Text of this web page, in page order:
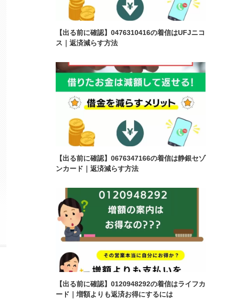
【出る前に確認】0476310416の着信はUFJニコ
ス｜返済減らす方法
【出る前に確認】0676347166の着信は静銀セゾ
ンカード｜返済減らす方法
【出る前に確認】0120948292の着信はライフカ
ード｜増額よりも返済お得にするには